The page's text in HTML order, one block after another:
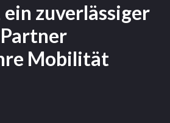
zuverlässiger
Partner
Mobilität